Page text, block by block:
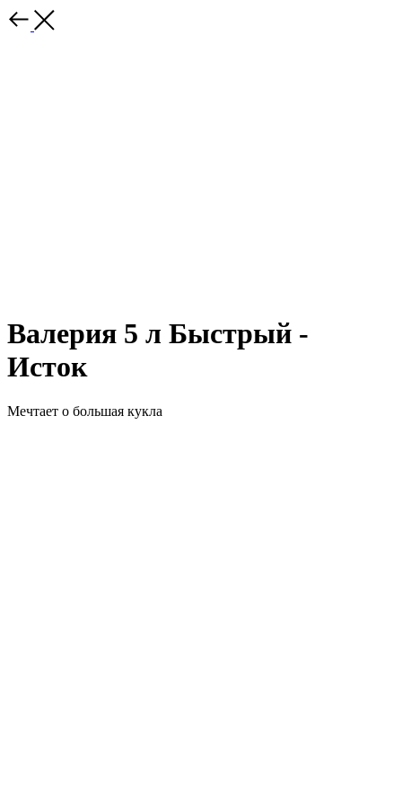
Валерия 5 л Быстрый -
Исток
Мечтает о большая кукла